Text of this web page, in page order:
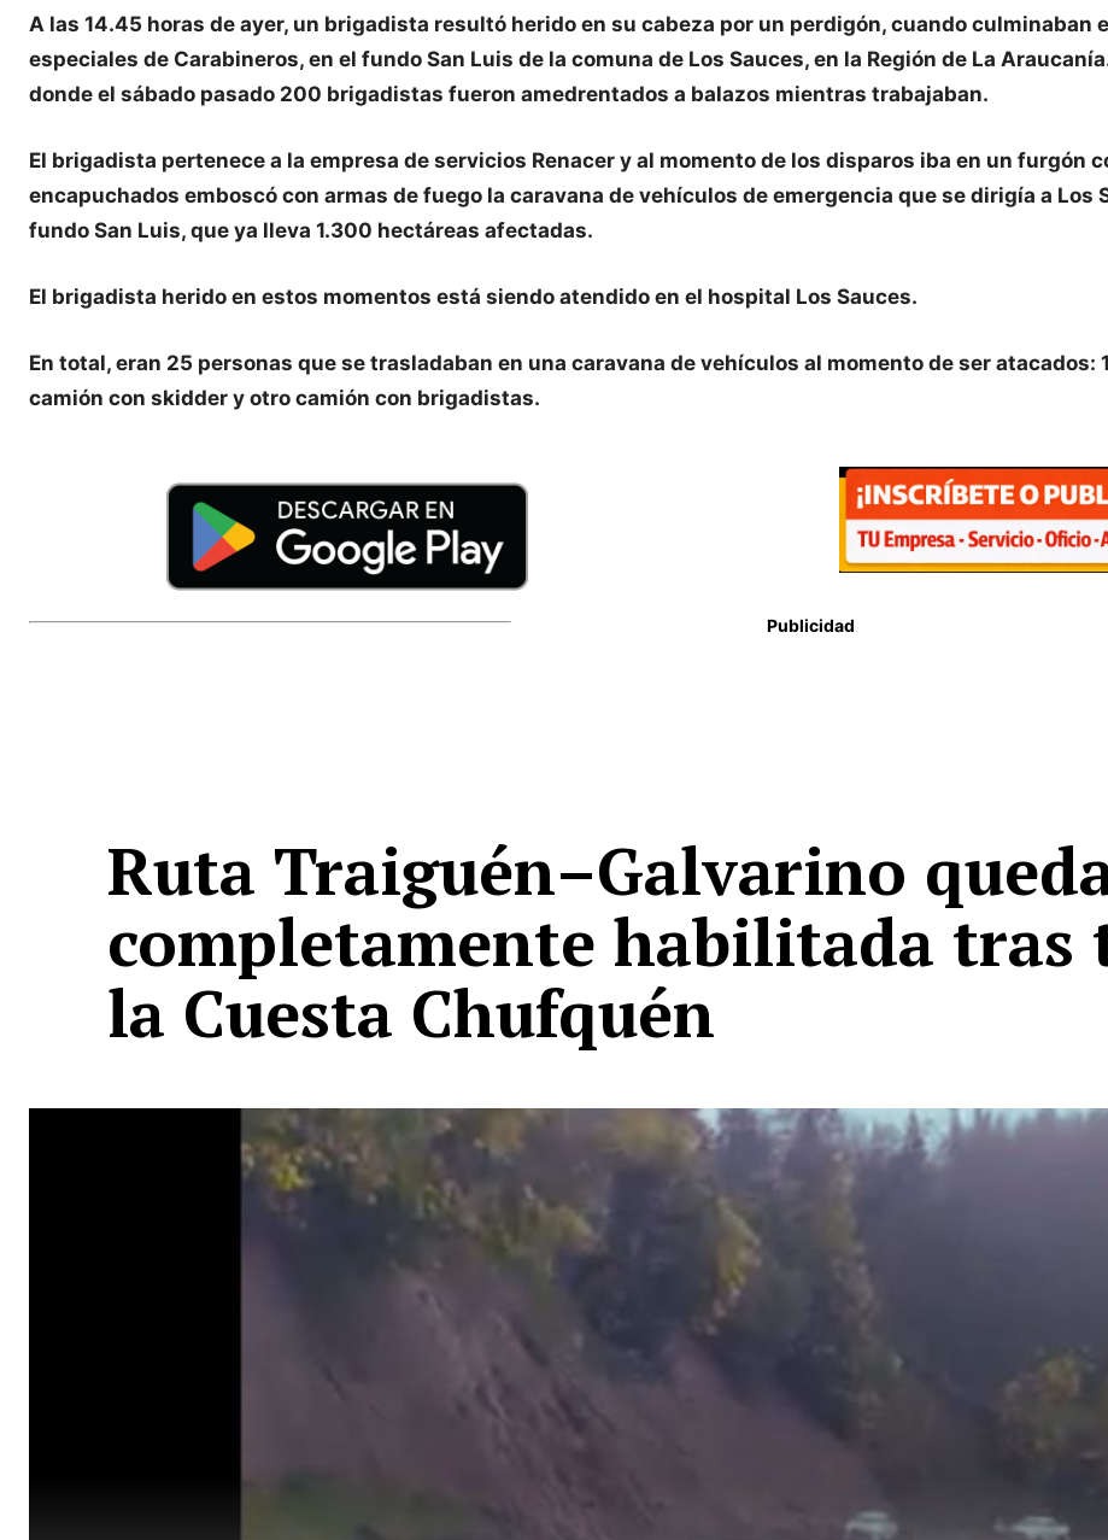
A las 14.45 horas de ayer, un brigadista resultó herido en su cabeza por un perdigón, cuando culminaban
especiales de Carabineros, en el fundo San Luis de la comuna de Los Sauces, en la Región de La
donde el sábado pasado 200 brigadistas fueron amedrentados a balazos mientras trabajaban.
El brigadista pertenece a la empresa de servicios Renacer y al momento de los disparos iba en un furgón
encapuchados emboscó con armas de fuego la caravana de vehículos de emergencia que se dirigía a Los
fundo San Luis, que ya lleva 1.300 hectáreas afectadas.
El brigadista herido en estos momentos está siendo atendido en el hospital Los Sauces.
En total, eran 25 personas que se trasladaban en una caravana de vehículos al momento de ser
camión con skidder y otro camión con brigadistas.
Publicidad